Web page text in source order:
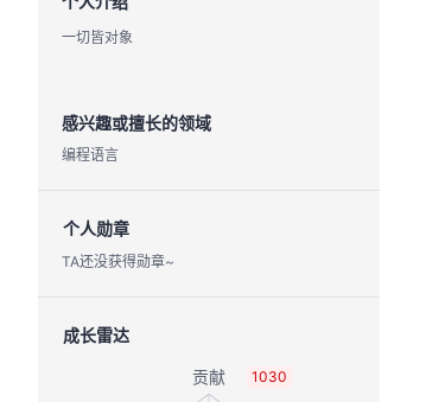
一切皆对象
感兴趣或擅长的领域
编程语言
个人勋章
TA还没获得勋章~
成长雷达
1030